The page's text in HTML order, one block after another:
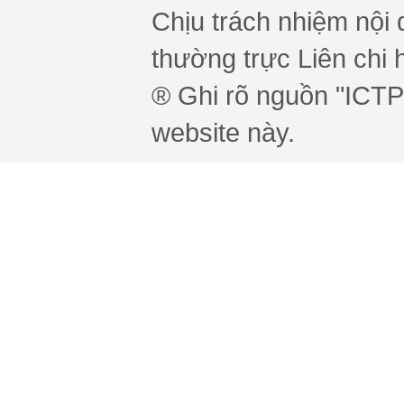
Chịu trách nhiệm nội
thường trực Liên chi
® Ghi rõ nguồn
website này.